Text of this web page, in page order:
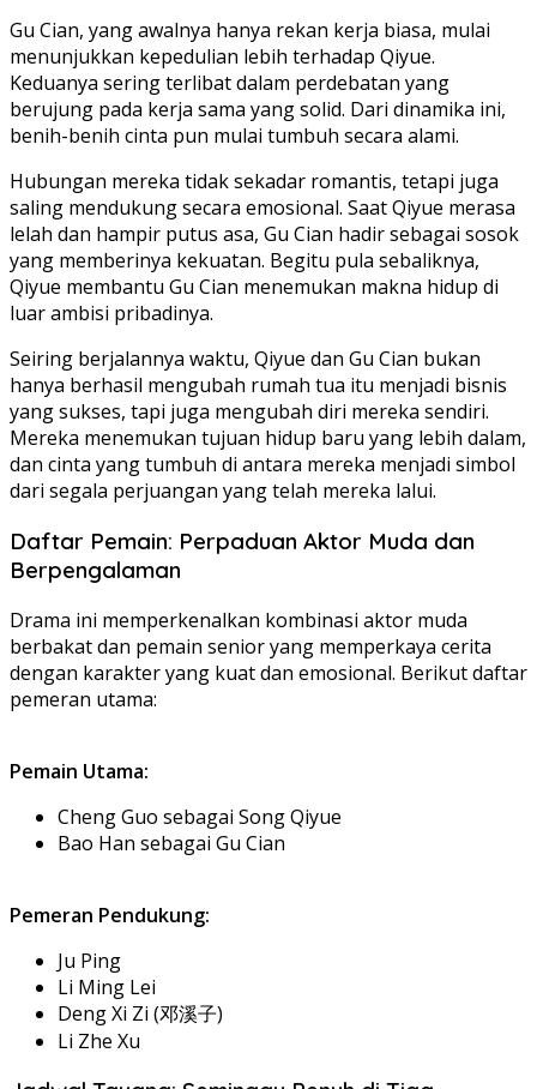
Gu Cian, yang awalnya hanya rekan kerja biasa, mulai
menunjukkan kepedulian lebih terhadap Qiyue.
Keduanya sering terlibat dalam perdebatan yang
berujung pada kerja sama yang solid. Dari dinamika ini,
benih-benih cinta pun mulai tumbuh secara alami.
Hubungan mereka tidak sekadar romantis, tetapi juga
saling mendukung secara emosional. Saat Qiyue merasa
lelah dan hampir putus asa, Gu Cian hadir sebagai sosok
yang memberinya kekuatan. Begitu pula sebaliknya,
Qiyue membantu Gu Cian menemukan makna hidup di
luar ambisi pribadinya.
Seiring berjalannya waktu, Qiyue dan Gu Cian bukan
hanya berhasil mengubah rumah tua itu menjadi bisnis
yang sukses, tapi juga mengubah diri mereka sendiri.
Mereka menemukan tujuan hidup baru yang lebih dalam,
dan cinta yang tumbuh di antara mereka menjadi simbol
dari segala perjuangan yang telah mereka lalui.
Daftar Pemain: Perpaduan Aktor Muda dan
Berpengalaman
Drama ini memperkenalkan kombinasi aktor muda
berbakat dan pemain senior yang memperkaya cerita
dengan karakter yang kuat dan emosional. Berikut daftar
pemeran utama:
Pemain Utama:
Cheng Guo sebagai Song Qiyue
Bao Han sebagai Gu Cian
Pemeran Pendukung:
Ju Ping
Li Ming Lei
Deng Xi Zi (邓溪子)
Li Zhe Xu